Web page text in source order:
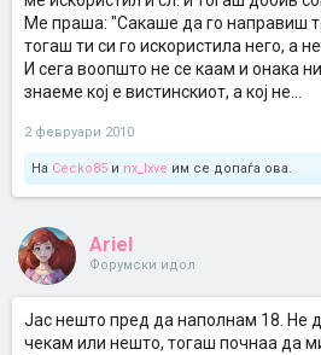
Ме праша: "Сакаше да го направиш
тогаш ти си го искористила него, а не
И сега воопшто не се каам и онака
знаеме кој е вистинскиот, а кој не...
2 февруари 2010
На Cecko85 и nx_lxve им се допаѓа ова.
Ariel
Форумски идол
Јас нешто пред да наполнам 18. Не
чекам или нешто, тогаш почнаа да